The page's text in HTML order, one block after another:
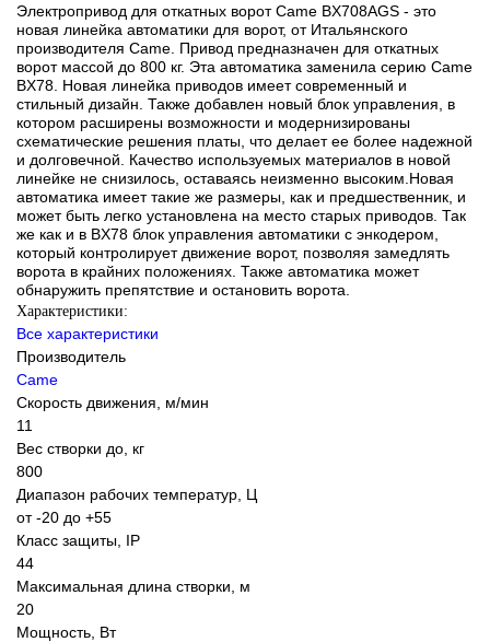
Электропривод для откатных ворот Came BX708AGS - это
новая линейка автоматики для ворот, от Итальянского
производителя Came. Привод предназначен для откатных
ворот массой до 800 кг. Эта автоматика заменила серию Came
BX78. Новая линейка приводов имеет современный и
стильный дизайн. Также добавлен новый блок управления, в
котором расширены возможности и модернизированы
схематические решения платы, что делает ее более надежной
и долговечной. Качество используемых материалов в новой
линейке не снизилось, оставаясь неизменно высоким.Новая
автоматика имеет такие же размеры, как и предшественник, и
может быть легко установлена на место старых приводов. Так
же как и в BX78 блок управления автоматики с энкодером,
который контролирует движение ворот, позволяя замедлять
ворота в крайних положениях. Также автоматика может
обнаружить препятствие и остановить ворота.
Характеристики:
Все характеристики
Производитель
Came
Скорость движения, м/мин
11
Вес створки до, кг
800
Диапазон рабочих температур, Ц
от -20 до +55
Класс защиты, IP
44
Максимальная длина створки, м
20
Мощность, Вт